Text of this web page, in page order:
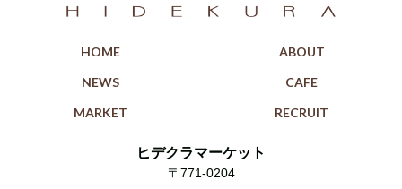
HOME
ABOUT
NEWS
CAFE
MARKET
RECRUIT
ヒデクラマーケット
〒771-0204